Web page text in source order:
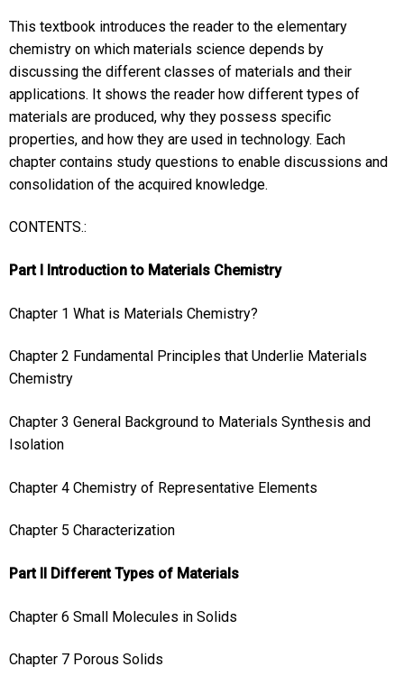
This textbook introduces the reader to the elementary
chemistry on which materials science depends by
discussing the different classes of materials and their
applications. It shows the reader how different types of
materials are produced, why they possess specific
properties, and how they are used in technology. Each
chapter contains study questions to enable discussions and
consolidation of the acquired knowledge.
CONTENTS.:
Part I Introduction to Materials Chemistry
Chapter 1 What is Materials Chemistry?
Chapter 2 Fundamental Principles that Underlie Materials
Chemistry
Chapter 3 General Background to Materials Synthesis and
Isolation
Chapter 4 Chemistry of Representative Elements
Chapter 5 Characterization
Part II Different Types of Materials
Chapter 6 Small Molecules in Solids
Chapter 7 Porous Solids